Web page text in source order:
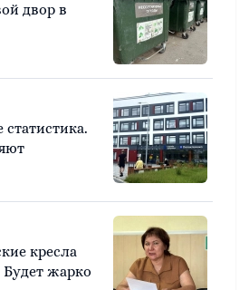
двор в
кресла
Будет жарко